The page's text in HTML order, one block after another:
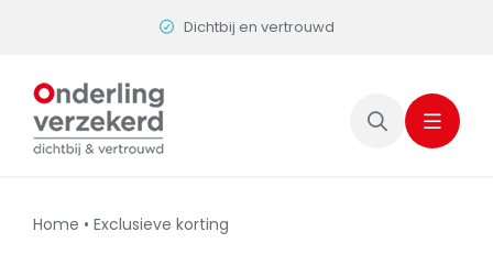
Dichtbij en vertrouwd
Home • Exclusieve korting